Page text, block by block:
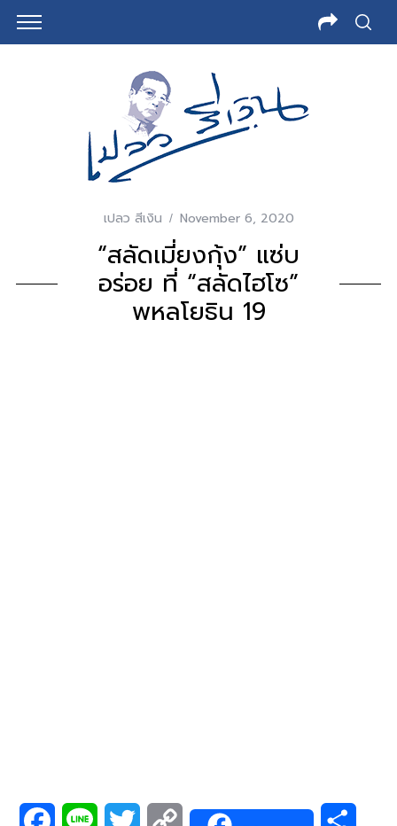
เปลว สีเงิน November 6, 2020
“สลัดเมี่ยงกุ้ง” แซ่บ
อร่อย ที่ “สลัดไฮโซ”
พหลโยธิน 19